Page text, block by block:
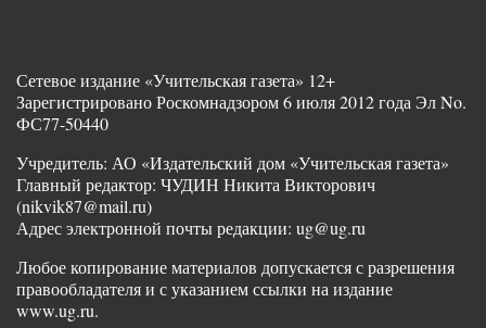
Сетевое издание «Учительская газета» 12+
Зарегистрировано Роскомнадзором 6 июля 2012 года Эл No.
ФС77-50440
Учредитель: АО «Издательский дом «Учительская газета»
Главный редактор: ЧУДИН Никита Викторович
(nikvik87@mail.ru)
Адрес электронной почты редакции: ug@ug.ru
Любое копирование материалов допускается с разрешения
правообладателя и с указанием ссылки на издание
www.ug.ru.